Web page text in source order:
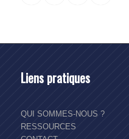
Liens pratiques
QUI SOMMES-NOUS ?
RESSOURCES